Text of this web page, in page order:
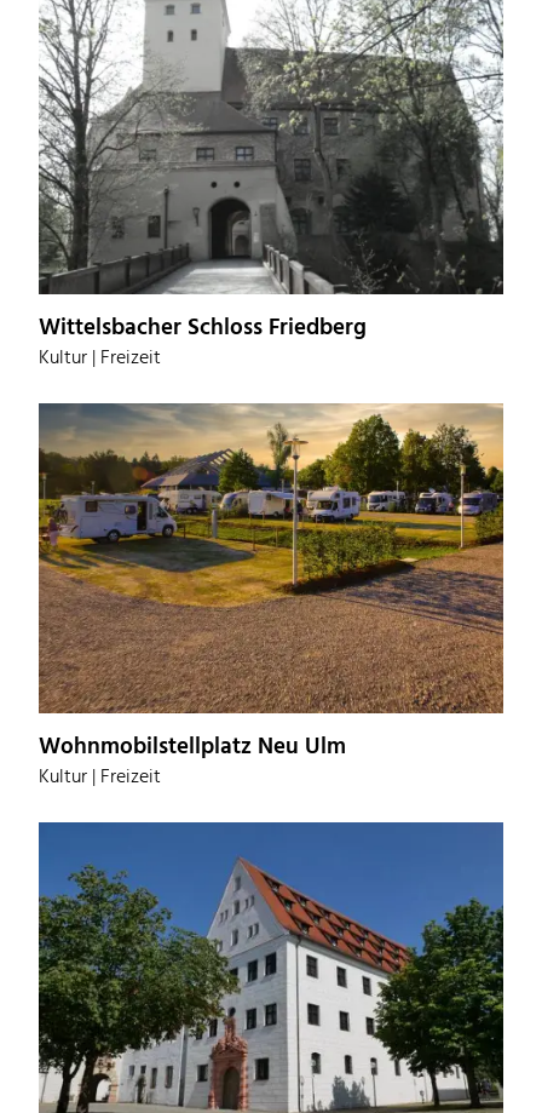
Wittelsbacher Schloss Friedberg
Kultur | Freizeit
Wohnmobilstellplatz Neu Ulm
Kultur | Freizeit